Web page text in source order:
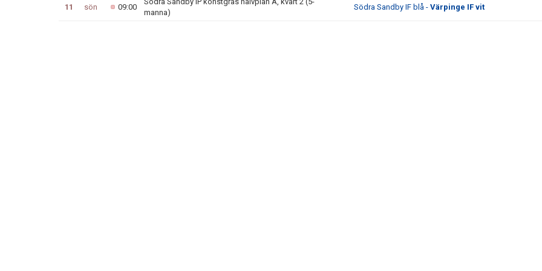
11 sön 09:00
manna)
Södra Sandby IF blå - Värpinge IF vit